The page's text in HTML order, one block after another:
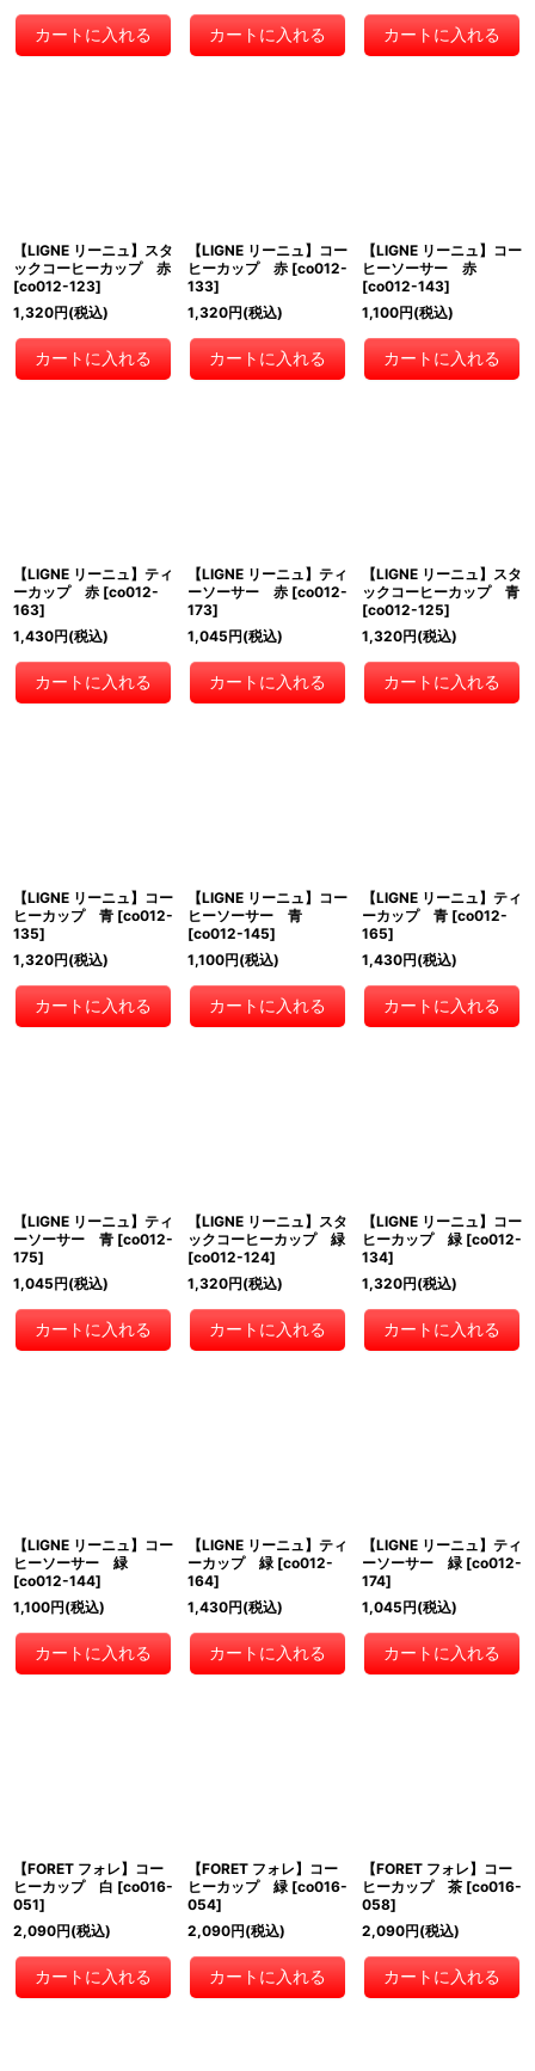
カートに入れる カートに入れる カートに入れる
【LIGNE リーニュ】スタ
ックコーヒーカップ 赤
[co012-123]
1,320円(税込)
カートに入れる
【LIGNE リーニュ】コー
ヒーカップ 赤 [co012-
133]
1,320円(税込)
カートに入れる
【LIGNE リーニュ】コー
ヒーソーサー 赤
[co012-143]
1,100円(税込)
カートに入れる
【LIGNE リーニュ】ティ
ーカップ 赤 [co012-
163]
1,430円(税込)
カートに入れる
【LIGNE リーニュ】ティ
ーソーサー 赤 [co012-
173]
1,045円(税込)
カートに入れる
【LIGNE リーニュ】スタ
ックコーヒーカップ 青
[co012-125]
1,320円(税込)
カートに入れる
【LIGNE リーニュ】コー
ヒーカップ 青 [co012-
135]
1,320円(税込)
カートに入れる
【LIGNE リーニュ】コー
ヒーソーサー 青
[co012-145]
1,100円(税込)
カートに入れる
【LIGNE リーニュ】ティ
ーカップ 青 [co012-
165]
1,430円(税込)
カートに入れる
【LIGNE リーニュ】ティ
ーソーサー 青 [co012-
175]
1,045円(税込)
カートに入れる
【LIGNE リーニュ】スタ
ックコーヒーカップ 緑
[co012-124]
1,320円(税込)
カートに入れる
【LIGNE リーニュ】コー
ヒーカップ 緑 [co012-
134]
1,320円(税込)
カートに入れる
【LIGNE リーニュ】コー
ヒーソーサー 緑
[co012-144]
1,100円(税込)
カートに入れる
【LIGNE リーニュ】ティ
ーカップ 緑 [co012-
164]
1,430円(税込)
カートに入れる
【LIGNE リーニュ】ティ
ーソーサー 緑 [co012-
174]
1,045円(税込)
カートに入れる
【FORET フォレ】コー
ヒーカップ 白 [co016-
051]
2,090円(税込)
カートに入れる
【FORET フォレ】コー
ヒーカップ 緑 [co016-
054]
2,090円(税込)
カートに入れる
【FORET フォレ】コー
ヒーカップ 茶 [co016-
058]
2,090円(税込)
カートに入れる